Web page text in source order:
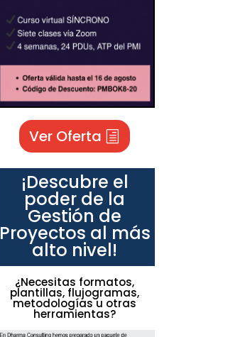
Ver Oferta
¡Descubre el
poder de la
Gestión de
Proyectos al más
alto nivel!
¿Necesitas formatos,
plantillas, flujogramas,
metodologías u otras
herramientas?